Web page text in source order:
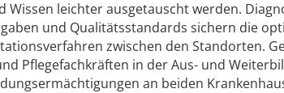
Wissen leichter ausgetauscht werden.
und Qualitätsstandards sichern die
zwischen den Standorten.
Pflegefachkräften in der Aus- und
an beiden